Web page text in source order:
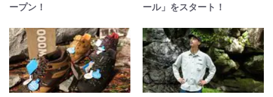
ープン！
ール」をスタート！